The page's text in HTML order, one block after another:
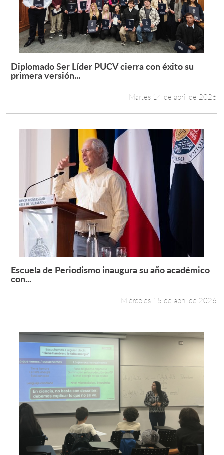
Leer más +
Diplomado Ser Líder PUCV cierra con éxito su
primera versión...
Martes 14 de abril de 2026
Leer más +
Escuela de Periodismo inaugura su año académico
con...
Miércoles 15 de abril de 2026